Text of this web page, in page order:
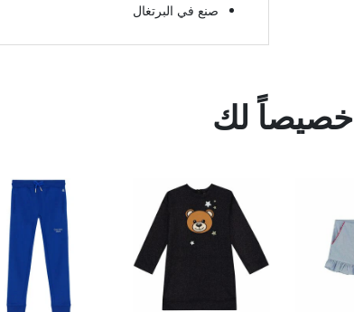
صنع في البرتغال
خصيصاً لك